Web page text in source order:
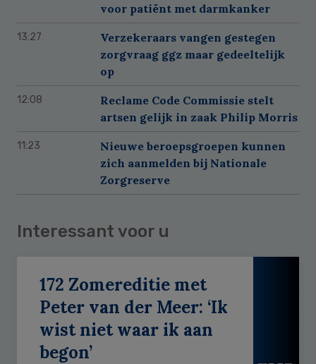
voor patiënt met darmkanker
13:27
Verzekeraars vangen gestegen
zorgvraag ggz maar gedeeltelijk
op
12:08
Reclame Code Commissie stelt
artsen gelijk in zaak Philip Morris
11:23
Nieuwe beroepsgroepen kunnen
zich aanmelden bij Nationale
Zorgreserve
Interessant voor u
172 Zomereditie met
Peter van der Meer: ‘Ik
wist niet waar ik aan
begon’